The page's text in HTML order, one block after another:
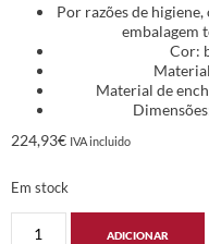
Por razões de
embalagem
Cor:
Material de
224,93€ IVA incluido
Em stock
ADICIONAR